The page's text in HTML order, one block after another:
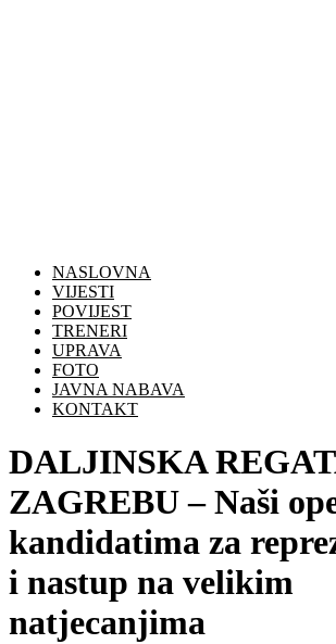
NASLOVNA
VIJESTI
POVIJEST
TRENERI
UPRAVA
FOTO
JAVNA NABAVA
KONTAKT
DALJINSKA
ZAGREBU – Naši
kandidatima za
i nastup na velikim
natjecanjima